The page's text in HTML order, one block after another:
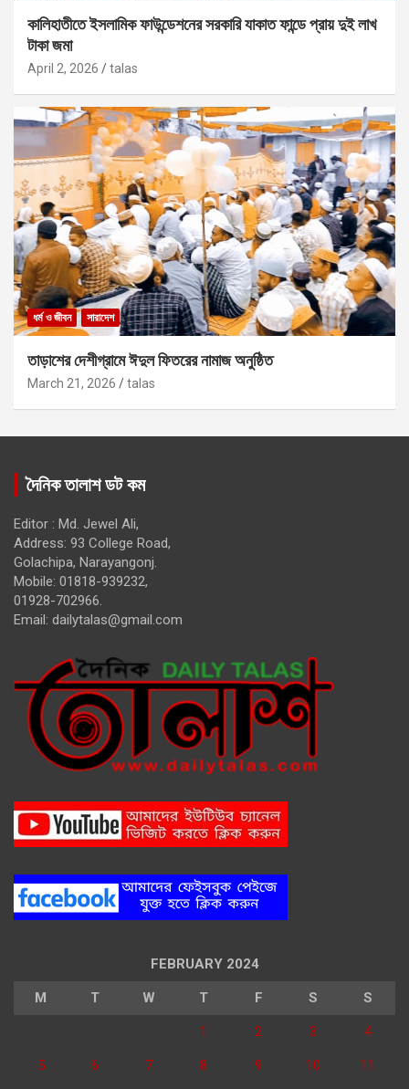
কালিহাতীতে ইসলামিক ফাউন্ডেশনের সরকারি যাকাত ফান্ডে প্রায় দুই লাখ
টাকা জমা
April 2, 2026 talas
ধর্ম ও জীবন সারাদেশ
তাড়াশের দেশীগ্রামে ঈদুল ফিতরের নামাজ অনুষ্ঠিত
March 21, 2026 talas
দৈনিক তালাশ ডট কম
Editor : Md. Jewel Ali,
Address: 93 College Road,
Golachipa, Narayangonj.
Mobile: 01818-939232,
01928-702966.
Email: dailytalas@gmail.com
FEBRUARY 2024
M T W T F S S
1 2 3 4
5 6 7 8 9 10 11